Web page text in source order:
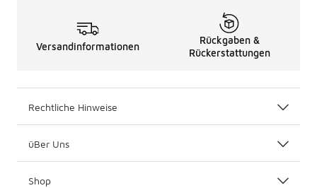
Versandinformationen
Rückgaben &
Rückerstattungen
Rechtliche Hinweise
üBer Uns
Shop